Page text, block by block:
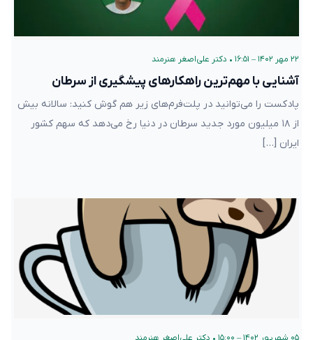
۲۲ مهر ۱۴۰۲ – ۱۶:۵۱ • دکتر علی‌اصغر هنرمند
آشنایی با مهم‌ترین راهکارهای پیشگیری از سرطان
پادکست را می‌توانید در پلت‌فرم‌های زیر هم گوش کنید: سالانه بیش
از ۱۸ میلیون مورد جدید سرطان در دنیا رخ می‌دهد که سهم کشور
ایران […]
۰۵ شهریور ۱۴۰۲ – ۱۵:۰۰ • دکتر علی‌اصغر هنرمند